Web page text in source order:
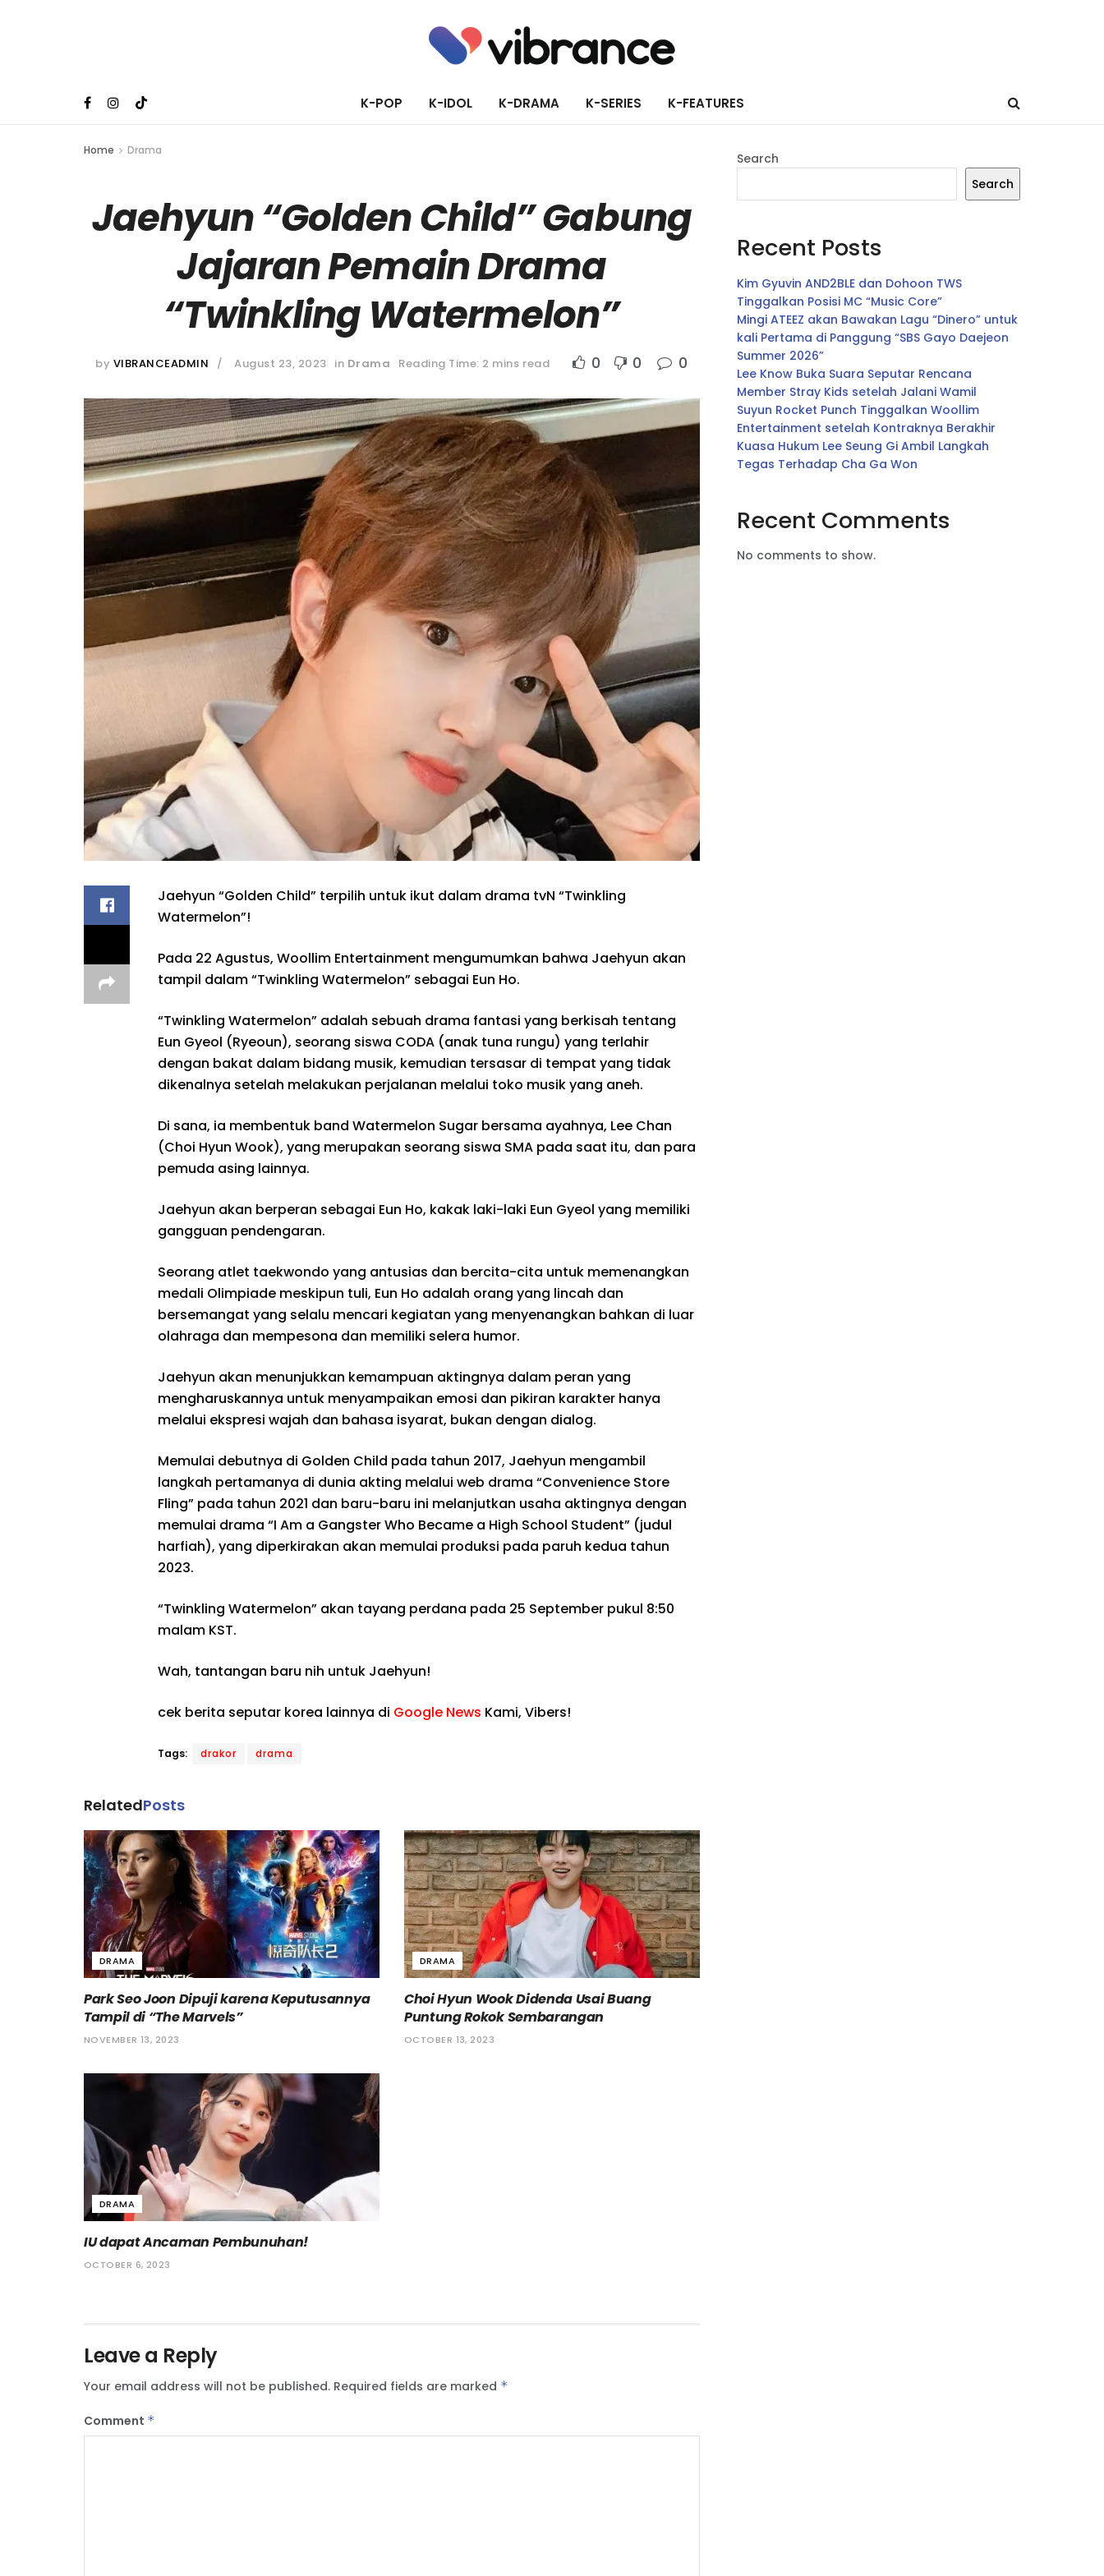
K-POP K-IDOL K-DRAMA K-SERIES K-FEATURES
Home Drama
Jaehyun “Golden Child” Gabung
Jajaran Pemain Drama
“Twinkling Watermelon”
by VIBRANCEADMIN August 23, 2023 in Drama Reading Time: 2 mins read 0 0 0
Jaehyun “Golden Child” terpilih untuk ikut dalam drama tvN “Twinkling
Watermelon”!
Pada 22 Agustus, Woollim Entertainment mengumumkan bahwa Jaehyun akan
tampil dalam “Twinkling Watermelon” sebagai Eun Ho.
“Twinkling Watermelon” adalah sebuah drama fantasi yang berkisah tentang
Eun Gyeol (Ryeoun), seorang siswa CODA (anak tuna rungu) yang terlahir
dengan bakat dalam bidang musik, kemudian tersasar di tempat yang tidak
dikenalnya setelah melakukan perjalanan melalui toko musik yang aneh.
Di sana, ia membentuk band Watermelon Sugar bersama ayahnya, Lee Chan
(Choi Hyun Wook), yang merupakan seorang siswa SMA pada saat itu, dan para
pemuda asing lainnya.
Jaehyun akan berperan sebagai Eun Ho, kakak laki-laki Eun Gyeol yang memiliki
gangguan pendengaran.
Seorang atlet taekwondo yang antusias dan bercita-cita untuk memenangkan
medali Olimpiade meskipun tuli, Eun Ho adalah orang yang lincah dan
bersemangat yang selalu mencari kegiatan yang menyenangkan bahkan di luar
olahraga dan mempesona dan memiliki selera humor.
Jaehyun akan menunjukkan kemampuan aktingnya dalam peran yang
mengharuskannya untuk menyampaikan emosi dan pikiran karakter hanya
melalui ekspresi wajah dan bahasa isyarat, bukan dengan dialog.
Memulai debutnya di Golden Child pada tahun 2017, Jaehyun mengambil
langkah pertamanya di dunia akting melalui web drama “Convenience Store
Fling” pada tahun 2021 dan baru-baru ini melanjutkan usaha aktingnya dengan
memulai drama “I Am a Gangster Who Became a High School Student” (judul
harfiah), yang diperkirakan akan memulai produksi pada paruh kedua tahun
2023.
“Twinkling Watermelon” akan tayang perdana pada 25 September pukul 8:50
malam KST.
Wah, tantangan baru nih untuk Jaehyun!
cek berita seputar korea lainnya di Google News Kami, Vibers!
Tags: drakor drama
RelatedPosts
DRAMA
Park Seo Joon Dipuji karena Keputusannya
Tampil di “The Marvels”
NOVEMBER 13, 2023
DRAMA
Choi Hyun Wook Didenda Usai Buang
Puntung Rokok Sembarangan
OCTOBER 13, 2023
DRAMA
IU dapat Ancaman Pembunuhan!
OCTOBER 6, 2023
Leave a Reply
Your email address will not be published. Required fields are marked *
Comment *
Search
Search
Recent Posts
Kim Gyuvin AND2BLE dan Dohoon TWS
Tinggalkan Posisi MC “Music Core”
Mingi ATEEZ akan Bawakan Lagu “Dinero” untuk
kali Pertama di Panggung “SBS Gayo Daejeon
Summer 2026”
Lee Know Buka Suara Seputar Rencana
Member Stray Kids setelah Jalani Wamil
Suyun Rocket Punch Tinggalkan Woollim
Entertainment setelah Kontraknya Berakhir
Kuasa Hukum Lee Seung Gi Ambil Langkah
Tegas Terhadap Cha Ga Won
Recent Comments
No comments to show.